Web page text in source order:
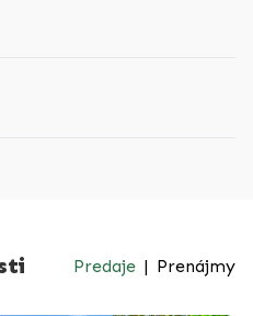
Predaje | Prenájmy